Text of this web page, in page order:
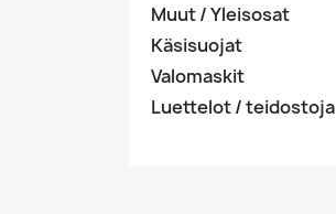
Muut / Yleisosat
Käsisuojat
Valomaskit
Luettelot / teidostoja